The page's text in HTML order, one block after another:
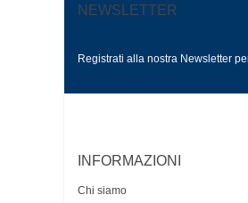
NEWSLETTER
Registrati alla nostra Newsletter
INFORMAZIONI
Chi siamo